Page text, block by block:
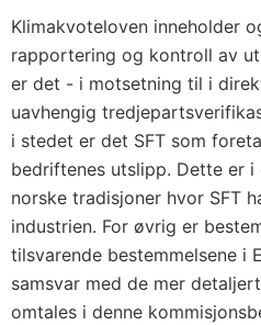
Klimakvoteloven inneholder
rapportering og kontroll av
er det - i motsetning til i
uavhengig
i stedet er det SFT som
bedriftenes utslipp. Dette er i
norske tradisjoner hvor SFT
industrien. For øvrig er
tilsvarende bestemmelsene i
samsvar med de mer
omtales i denne